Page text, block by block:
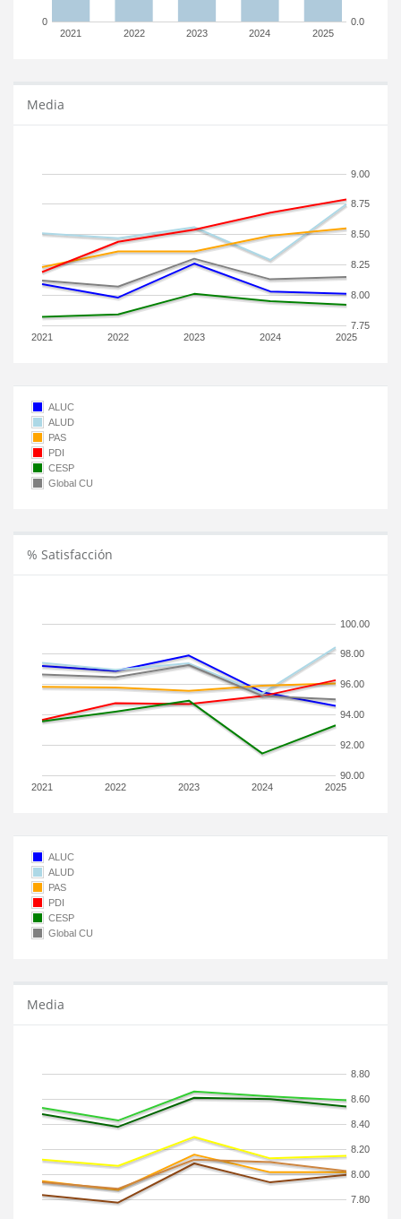
2021 2022 2023 2024 2025
0 0.0
Media
2021 2022 2023 2024 2025
7.75
8.00
8.25
8.50
8.75
9.00
ALUC
ALUD
PAS
PDI
CESP
Global CU
% Satisfacción
2021 2022 2023 2024 2025
90.00
92.00
94.00
96.00
98.00
100.00
ALUC
ALUD
PAS
PDI
CESP
Global CU
Media
7.80
8.00
8.20
8.40
8.60
8.80